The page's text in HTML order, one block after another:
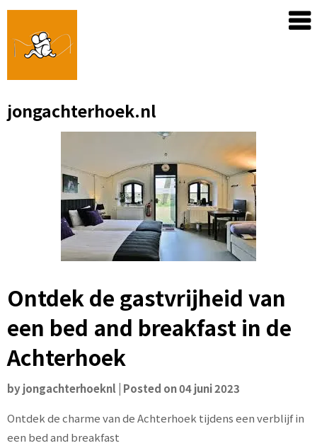
Skip
content
jongachterhoek.nl
Ontdek de gastvrijheid van
een bed and breakfast in de
Achterhoek
byjongachterhoeknl Posted on04 juni 2023
Ontdek de charme van de Achterhoek tijdens een verblijf in
een bed and breakfast